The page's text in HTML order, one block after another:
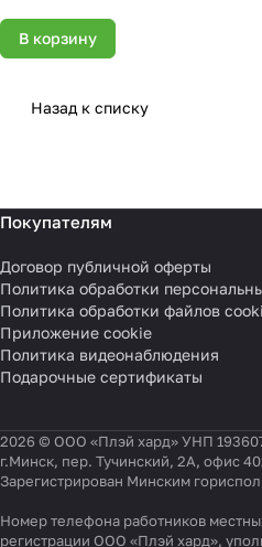
В корзину
Назад к списку
Покупателям
Договор публичной оферты
Политика обработки
Политика обработки файлов
Приложение cookie
Политика видеонаблюдения
Подарочные сертификаты
2026 © ООО «Плэй хард» УНП
г.Минск, пер. Тучинский, 2А, офис
Зарегистрирован Минским
Номер телефона работников
регистрации ООО «Плэй хард»,